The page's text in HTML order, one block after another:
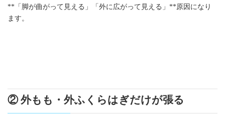
**「脚が曲がって見える」「外に広がって見える」**原因になり
ます。
② 外もも・外ふくらはぎだけが張る